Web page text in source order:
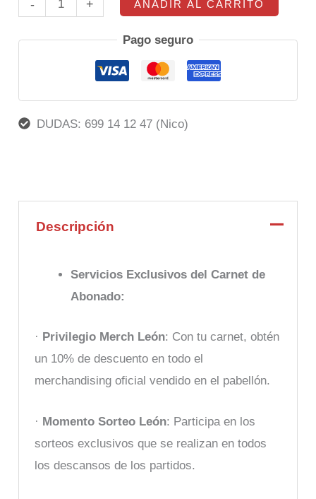
- + AÑADIR AL CARRITO
Pago seguro
DUDAS: 699 14 12 47 (Nico)
Descripción
Servicios Exclusivos del Carnet de
Abonado:
· Privilegio Merch León: Con tu carnet, obtén
un 10% de descuento en todo el
merchandising oficial vendido en el pabellón.
· Momento Sorteo León: Participa en los
sorteos exclusivos que se realizan en todos
los descansos de los partidos.